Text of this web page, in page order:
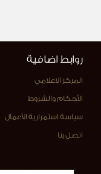
روابط اضافية
المركز الاعلامي
الأحكام والشروط
سياسة استمرارية الأعمال
اتصل بنا